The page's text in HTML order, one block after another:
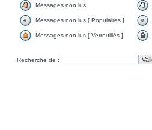
Messages non lus
Messages non lus [ Populaires ]
Messages non lus [ Verrouillés ]
Recherche de :